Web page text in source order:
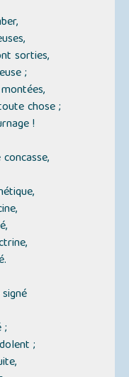
sorties,
;
chose ;
!
;
;